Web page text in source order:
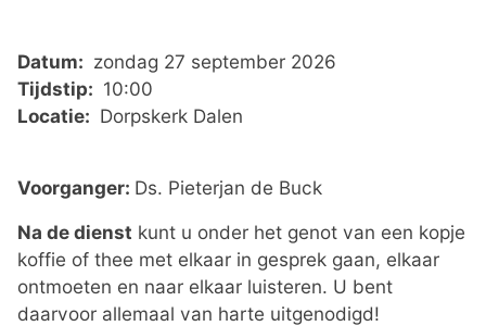
Datum: zondag 27 september 2026
Tijdstip: 10:00
Locatie: Dorpskerk Dalen
Voorganger: Ds. Pieterjan de Buck
Na de dienst kunt u onder het genot van een kopje
koffie of thee met elkaar in gesprek gaan, elkaar
ontmoeten en naar elkaar luisteren. U bent
daarvoor allemaal van harte uitgenodigd!